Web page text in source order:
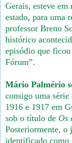
Gerais, esteve em
estado, para uma
professor Breno
histórico
episódio que
Fórum”.
Mário Palmério
consigo uma
1916 e 1917 em
sob o título de Os
Posteriormente,
identificado como